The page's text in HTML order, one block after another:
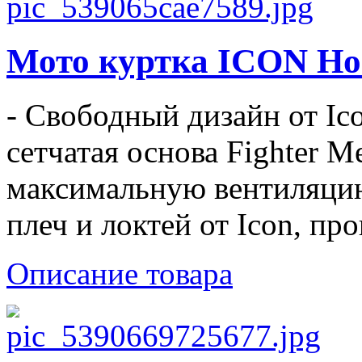
Мото куртка ICON
- Свободный дизайн от
сетчатая основа Fighter
максимальную
плеч и локтей от Icon,
Описание товара